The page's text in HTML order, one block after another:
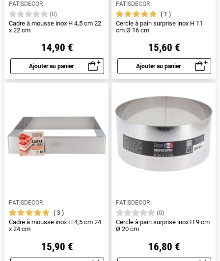
PATISDECOR
(0)
Cadre à mousse inox H 4,5 cm 22
x 22 cm
14,90 €
Ajouter au panier
Aperçu rapide
PATISDECOR
1
Cercle à pain surprise inox H 11
cm Ø 16 cm
15,60 €
Ajouter au panier
Aperçu rapide
PATISDECOR
3
Cadre à mousse inox H 4,5 cm 24
x 24 cm
15,90 €
PATISDECOR
(0)
Cercle à pain surprise inox H 9 cm
Ø 20 cm
16,80 €